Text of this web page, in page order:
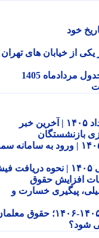
خود
خیابان های تهران
1405
اخبار بازنشستگان کشوری امروز ۱۸ مرداد ۱۴۰۵ | آخرین خبر
فیش حقوقی بازنشستگان شرکت نفت ۱۴۰۵ | ورود به سامانه سما
فیش حقوقی بازنشستگان تامین اجتماعی ۱۴۰۵ | نحوه دریافت فیش
حقوق
پیگیری خسارت و
حکم حقوقی نومعلمان در سال تحصیلی ۱۴۰۵-۱۴۰۶؛ حقوق معلمان